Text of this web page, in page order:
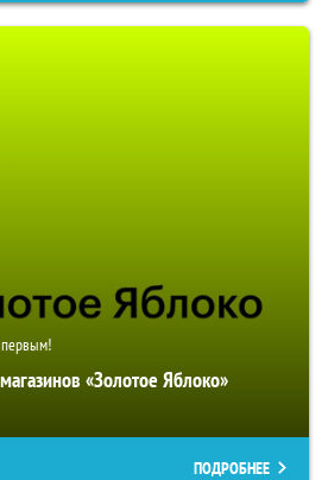
«Золотое Яблоко»
ПОДРОБНЕЕ